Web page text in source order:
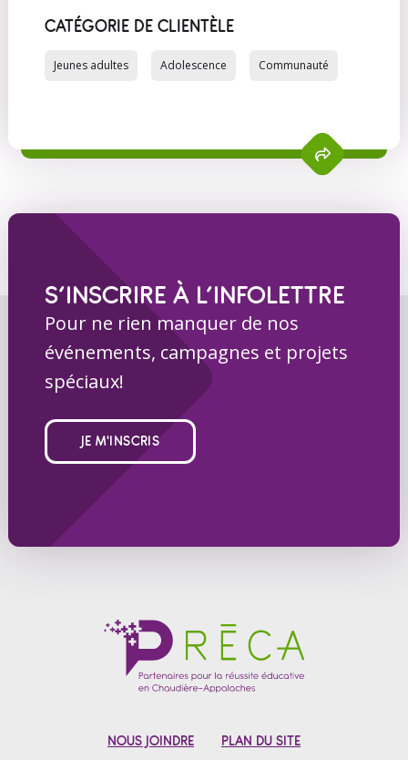
CATÉGORIE DE CLIENTÈLE
Jeunes adultes Adolescence Communauté
S’INSCRIRE À L’INFOLETTRE
Pour ne rien manquer de nos
événements, campagnes et projets
spéciaux!
JE M'INSCRIS
NOUS JOINDRE PLAN DU SITE